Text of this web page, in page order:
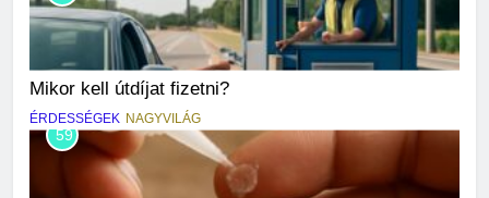
Mikor kell útdíjat fizetni?
ÉRDESSÉGEK NAGYVILÁG
59